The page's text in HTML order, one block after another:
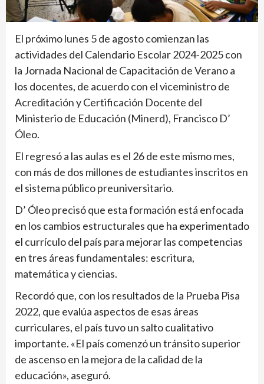
El próximo lunes 5 de agosto comienzan las
actividades del Calendario Escolar 2024-2025 con
la Jornada Nacional de Capacitación de Verano a
los docentes, de acuerdo con el viceministro de
Acreditación y Certificación Docente del
Ministerio de Educación (Minerd), Francisco D’
Óleo.
El regresó a las aulas es el 26 de este mismo mes,
con más de dos millones de estudiantes inscritos en
el sistema público preuniversitario.
D’ Óleo precisó que esta formación está enfocada
en los cambios estructurales que ha experimentado
el currículo del país para mejorar las competencias
en tres áreas fundamentales: escritura,
matemática y ciencias.
Recordó que, con los resultados de la Prueba Pisa
2022, que evalúa aspectos de esas áreas
curriculares, el país tuvo un salto cualitativo
importante. «El país comenzó un tránsito superior
de ascenso en la mejora de la calidad de la
educación», aseguró.